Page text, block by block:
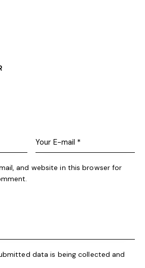
and website in this browser for
data is being collected and